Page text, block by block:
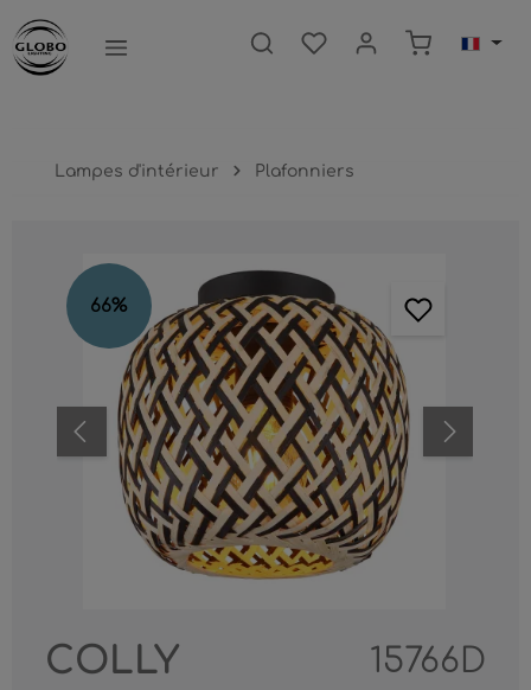
principal Le panier
Lampes d'intérieur Plafonniers
Ignorer la galerie d'images
66%
COLLY 15766D